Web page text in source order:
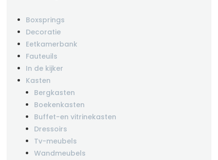
Boxsprings
Decoratie
Eetkamerbank
Fauteuils
In de kijker
Kasten
Bergkasten
Boekenkasten
Buffet-en vitrinekasten
Dressoirs
Tv-meubels
Wandmeubels